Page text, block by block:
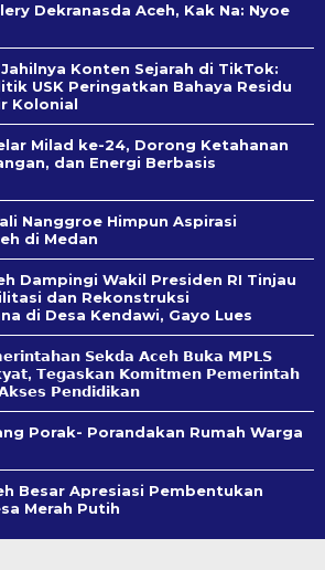
Dekranasda Aceh, Kak Na: Nyoe
Konten Sejarah di TikTok:
USK Peringatkan Bahaya Residu
Kolonial
Milad ke-24, Dorong Ketahanan
dan Energi Berbasis
Nanggroe Himpun Aspirasi
di Medan
Dampingi Wakil Presiden RI Tinjau
dan Rekonstruksi
di Desa Kendawi, Gayo Lues
𝗦𝗲k𝗱𝗮 𝗔𝗰𝗲𝗵 𝗕𝘂𝗸𝗮 𝗠𝗣𝗟𝗦
𝗧𝗲𝗴𝗮𝘀𝗸𝗮𝗻 𝗞𝗼𝗺𝗶𝘁𝗺𝗲𝗻 𝗣𝗲𝗺𝗲𝗿𝗶𝗻𝘁𝗮𝗵
𝗣𝗲𝗻𝗱𝗶𝗱𝗶𝗸𝗮𝗻
Porak- Porandakan Rumah Warga
Besar Apresiasi Pembentukan
Merah Putih